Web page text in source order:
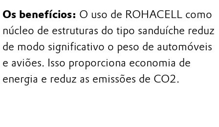
Os benefícios: O uso de ROHACELL como
núcleo de estruturas do tipo sanduíche reduz
de modo significativo o peso de automóveis
e aviões. Isso proporciona economia de
energia e reduz as emissões de CO2.